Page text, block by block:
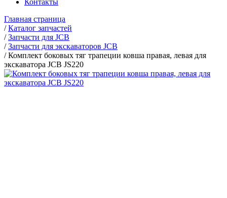
Контакты
Главная страница
/Каталог запчастей
/Запчасти для JCB
/Запчасти для экскаваторов JCB
/Комплект боковых тяг трапеции ковша правая, левая для
экскаватора JCB JS220